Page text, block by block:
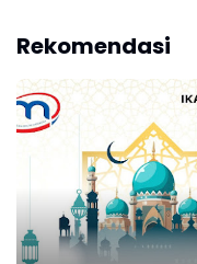
negara,
Rekomendasi